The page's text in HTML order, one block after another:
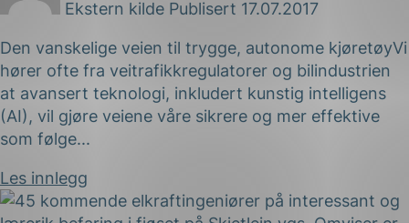
Ekstern kilde Publisert 17.07.2017
Den vanskelige veien til trygge, autonome kjøretøyVi
hører ofte fra veitrafikkregulatorer og bilindustrien
at avansert teknologi, inkludert kunstig intelligens
(AI), vil gjøre veiene våre sikrere og mer effektive
som følge...
Les innlegg